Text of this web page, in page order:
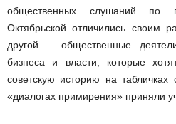
общественных слушаний по
Октябрьской отличились своим
другой – общественные
бизнеса и власти, которые
советскую историю на
«диалогах примирения» приняли